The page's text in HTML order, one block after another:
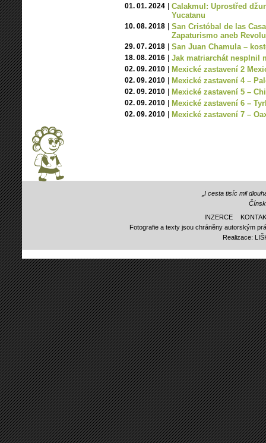
01. 01. 2024
Calakmul: Uprostřed
Yucatanu
10. 08. 2018
San Cristóbal de las
Zapaturismo aneb
29. 07. 2018 San Juan Chamula –
18. 08. 2016 Jak matriarchát nesplnil
02. 09. 2010 Mexické zastavení 2
02. 09. 2010 Mexické zastavení 4 –
02. 09. 2010 Mexické zastavení 5 –
02. 09. 2010 Mexické zastavení 6 –
02. 09. 2010 Mexické zastavení 7 –
„I cesta tisíc mil
INZERCE
Fotografie a texty jsou chráněny autorským
Realizace: